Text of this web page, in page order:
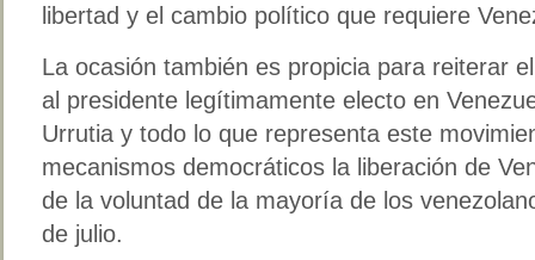
libertad y el cambio político que requiere
La ocasión también es propicia para reiterar
al presidente legítimamente electo en
Urrutia y todo lo que representa este
mecanismos democráticos la liberación de
de la voluntad de la mayoría de los
de julio.